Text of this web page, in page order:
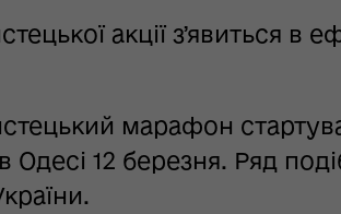
акції зʼявиться в
марафон
12 березня. Ряд